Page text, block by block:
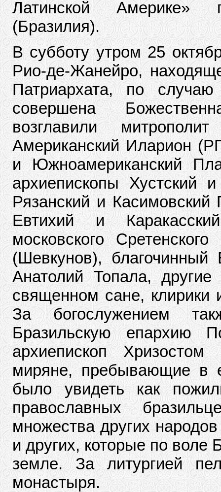
Латинской Америке»
(Бразилия).
В субботу утром 25
Рио-де-Жанейро,
Патриархата, по
совершена
возглавили
Американский Иларион
и Южноамериканский
архиепископы Хустский
Рязанский и
Евтихий и
московского
(Шевкунов), благочинный
Анатолий Топала,
священном сане,
За богослужением
Бразильскую епархию
архиепископ
миряне, пребывающие в
было увидеть как
православных
множества других
и других, которые по воле
земле. За литургией
монастыря.